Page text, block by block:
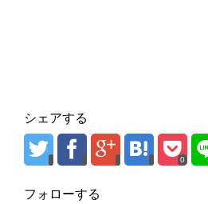
シェアする
0
フォローする